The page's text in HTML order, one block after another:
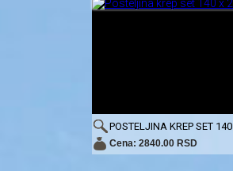
POSTELJINA KREP SET
Cena: 2840.00 RSD